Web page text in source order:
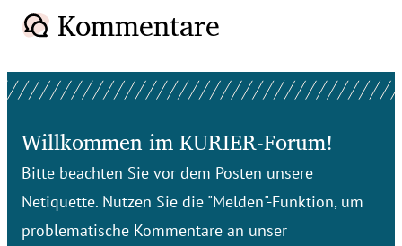
Kommentare